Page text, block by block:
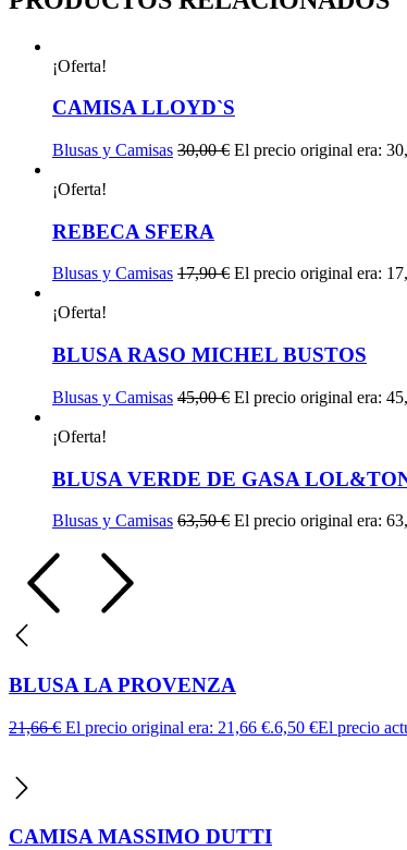
¡Oferta!
CAMISA LLOYD`S
Blusas y Camisas 30,00€ El precio original era:
¡Oferta!
REBECA SFERA
Blusas y Camisas 17,90€ El precio original era:
¡Oferta!
BLUSA RASO MICHEL BUSTOS
Blusas y Camisas 45,00€ El precio original era:
¡Oferta!
BLUSA VERDE DE GASA
Blusas y Camisas 63,50€ El precio original era:
BLUSA LA PROVENZA
21,66€ El precio original era: 21,66 €.6,50 €El precio
CAMISA MASSIMO DUTTI